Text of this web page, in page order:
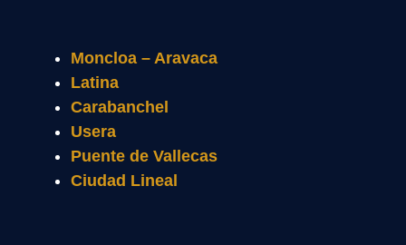
Moncloa – Aravaca
Latina
Carabanchel
Usera
Puente de Vallecas
Ciudad Lineal